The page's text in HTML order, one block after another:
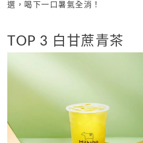
選，喝下一口暑氣全消！
TOP 3 白甘蔗青茶